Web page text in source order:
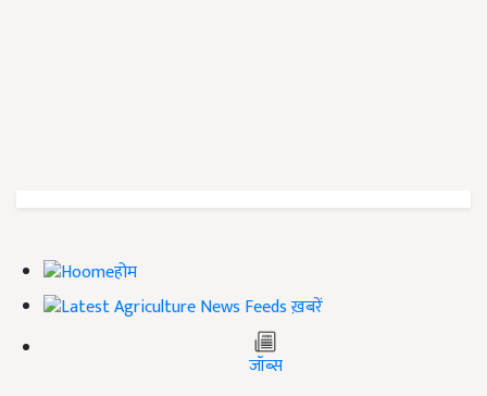
होम
ख़बरें
जॉब्स